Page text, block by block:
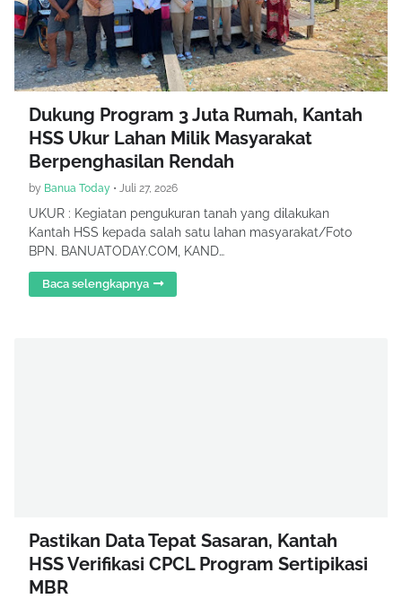
Dukung Program 3 Juta Rumah, Kantah
HSS Ukur Lahan Milik Masyarakat
Berpenghasilan Rendah
by Banua Today • Juli 27, 2026
UKUR : Kegiatan pengukuran tanah yang dilakukan
Kantah HSS kepada salah satu lahan masyarakat/Foto
BPN. BANUATODAY.COM, KAND…
Baca selengkapnya
Pastikan Data Tepat Sasaran, Kantah
HSS Verifikasi CPCL Program Sertipikasi
MBR